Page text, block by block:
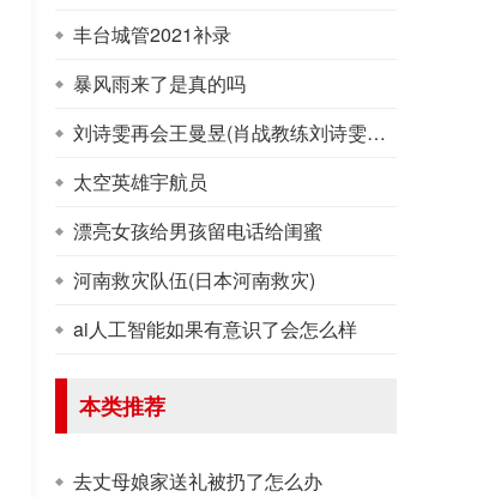
丰台城管2021补录
暴风雨来了是真的吗
刘诗雯再会王曼昱(肖战教练刘诗雯王曼昱)
太空英雄宇航员
漂亮女孩给男孩留电话给闺蜜
河南救灾队伍(日本河南救灾)
ai人工智能如果有意识了会怎么样
本类推荐
去丈母娘家送礼被扔了怎么办